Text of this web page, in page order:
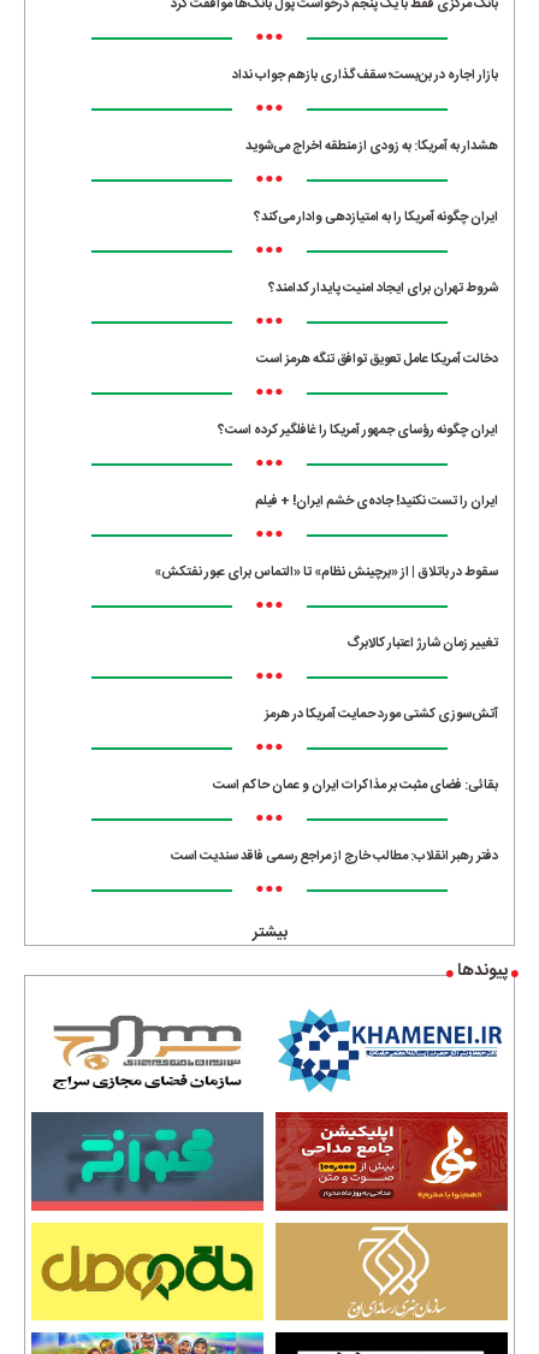
•••
بازار اجاره در بن‌بست؛ سقف‌گذاری بازهم جواب نداد
•••
هشدار به آمریکا: به زودی از منطقه اخراج می‌شوید
•••
ایران چگونه آمریکا را به امتیازدهی وادار می‌کند؟
•••
شروط تهران برای ایجاد امنیت پایدار کدامند؟
•••
دخالت آمریکا عامل تعویق توافق تنگه هرمز است
•••
ایران چگونه رؤسای جمهور آمریکا را غافلگیر کرده است؟
•••
ایران را تست نکنید! جاده‌ی خشم ایران! + فیلم
•••
سقوط در باتلاق | از «برچینش نظام» تا «التماس برای عبور نفتکش»
•••
تغییر زمان شارژ اعتبار کالابرگ
•••
آتش‌سوزی کشتی مورد حمایت آمریکا در هرمز
•••
بقائی: فضای مثبت بر مذاکرات ایران و عمان حاکم است
•••
دفتر رهبر انقلاب: مطالب خارج از مراجع رسمی فاقد سندیت است
•••
بیشتر
پیوندها